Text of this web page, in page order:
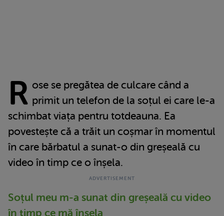
R ose se pregătea de culcare când a
primit un telefon de la soțul ei care le-a
schimbat viața pentru totdeauna. Ea
povestește că a trăit un coșmar în momentul
în care bărbatul a sunat-o din greșeală cu
video în timp ce o înșela.
Soțul meu m-a sunat din greșeală cu video
în timp ce mă înșela